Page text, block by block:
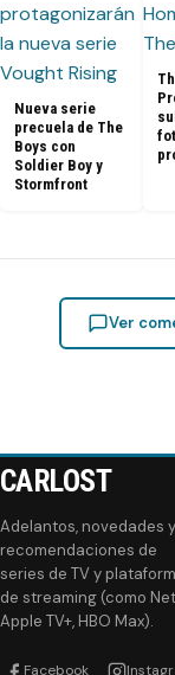
Nueva serie
precuela de The
Boys con
Soldier Boy y
Stormfront
Ver
CARLOST
Adelantos, novedades y
recomendaciones de
series de TV y
de streaming (como
Apple TV+, HBO Max).
Facebook